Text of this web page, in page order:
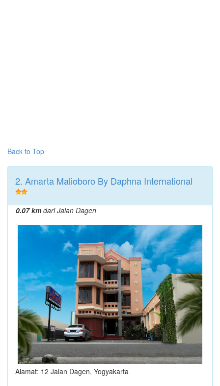
Back to Top
2. Amarta Malioboro By Daphna International
0.07 kmdari Jalan Dagen
Alamat: 12 Jalan Dagen, Yogyakarta